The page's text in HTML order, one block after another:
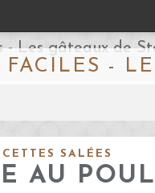
SALÉES
AU